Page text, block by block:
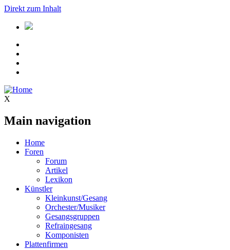
Direkt zum Inhalt
X
Main navigation
Home
Foren
Forum
Artikel
Lexikon
Künstler
Kleinkunst/Gesang
Orchester/Musiker
Gesangsgruppen
Refraingesang
Komponisten
Plattenfirmen